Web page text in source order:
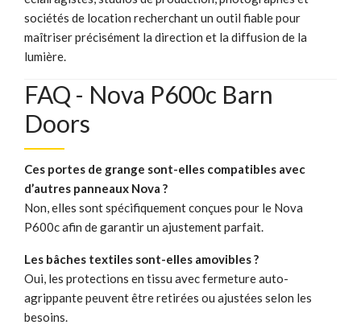
sociétés de location recherchant un outil fiable pour
maîtriser précisément la direction et la diffusion de la
lumière.
FAQ - Nova P600c Barn
Doors
Ces portes de grange sont-elles compatibles avec
d’autres panneaux Nova ?
Non, elles sont spécifiquement conçues pour le Nova
P600c afin de garantir un ajustement parfait.
Les bâches textiles sont-elles amovibles ?
Oui, les protections en tissu avec fermeture auto-
agrippante peuvent être retirées ou ajustées selon les
besoins.